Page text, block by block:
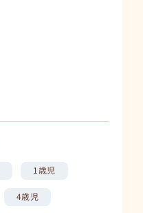
1歳児
4歳児